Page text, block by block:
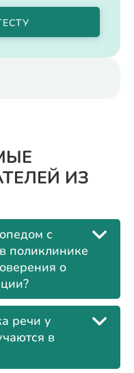
ИЗ
с
поликлинике
о
речи у
в